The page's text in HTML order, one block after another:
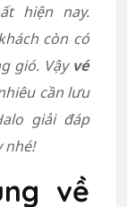
hiện nay.
còn có
gió. Vậy vé
cần lưu
giải đáp
nhé!
về